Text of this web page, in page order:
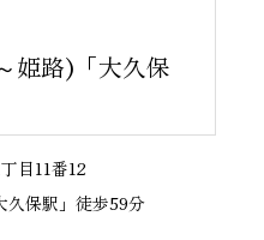
姫路)「大久保
目11番12
久保駅」徒歩59分